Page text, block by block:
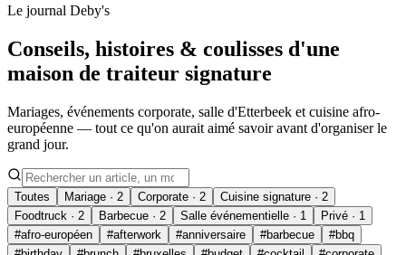
Le journal Deby's
Conseils, histoires & coulisses d'une
maison de traiteur signature
Mariages, événements corporate, salle d'Etterbeek et cuisine afro-
européenne — tout ce qu'on aurait aimé savoir avant d'organiser le
grand jour.
Toutes Mariage · 2 Corporate · 2
Cuisine signature · 2
Foodtruck · 2
Barbecue · 2 Salle événementielle · 1
Privé · 1
#afro-européen #afterwork #anniversaire #barbecue #bbq